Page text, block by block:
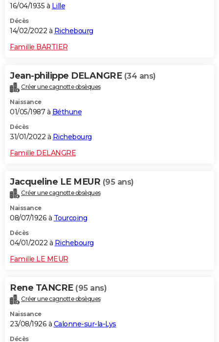
16/04/1935 à Lille
Décès
14/02/2022 à Richebourg
Famille BARTIER
Jean-philippe DELANGRE (34 ans)
Créer une cagnotte obsèques
Naissance
01/05/1987 à Béthune
Décès
31/01/2022 à Richebourg
Famille DELANGRE
Jacqueline LE MEUR (95 ans)
Créer une cagnotte obsèques
Naissance
08/07/1926 à Tourcoing
Décès
04/01/2022 à Richebourg
Famille LE MEUR
Rene TANCRE (95 ans)
Créer une cagnotte obsèques
Naissance
23/08/1926 à Calonne-sur-la-Lys
Décès